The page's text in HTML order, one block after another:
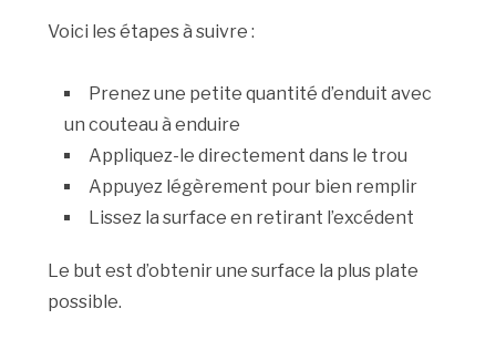
Voici les étapes à suivre :
Prenez une petite quantité d’enduit avec
un couteau à enduire
Appliquez-le directement dans le trou
Appuyez légèrement pour bien remplir
Lissez la surface en retirant l’excédent
Le but est d’obtenir une surface la plus plate
possible.